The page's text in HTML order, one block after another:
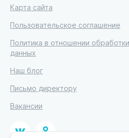
Карта сайта
Пользовательское соглашение
Политика в отношении
данных
Наш блог
Письмо директору
Вакансии